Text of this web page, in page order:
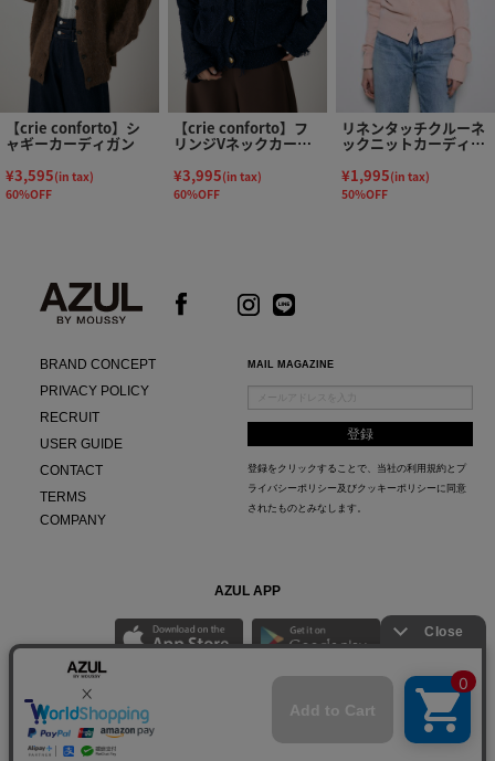
【crie conforto】シ
ャギーカーディガン
¥3,595(in tax)
60%OFF
【crie conforto】フ
リンジVネックカーデ
¥3,995(in tax)
60%OFF
リネンタッチクルーネ
ックニットカーディガ
ン
¥1,995(in tax)
50%OFF
BRAND CONCEPT
PRIVACY POLICY
RECRUIT
USER GUIDE
CONTACT
TERMS
COMPANY
MAIL MAGAZINE
登録をクリックすることで、当社の利用規約と プ
ライバシーポリシー及びクッキーポリシー に同意
されたものとみなします。
AZUL APP
最新ニュースやスタイリング紹介までAZUL BY MOUSSYのお得な情報がいち早くチェック